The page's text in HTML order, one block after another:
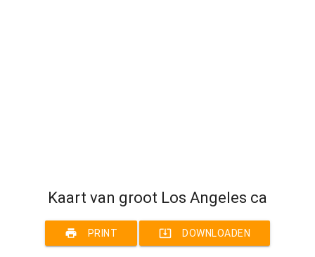
Kaart van groot Los Angeles ca
print PRINT system_update_alt DOWNLOADEN